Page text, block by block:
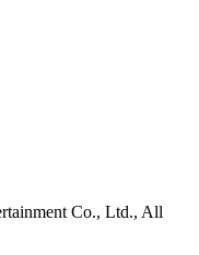
Co., Ltd., All